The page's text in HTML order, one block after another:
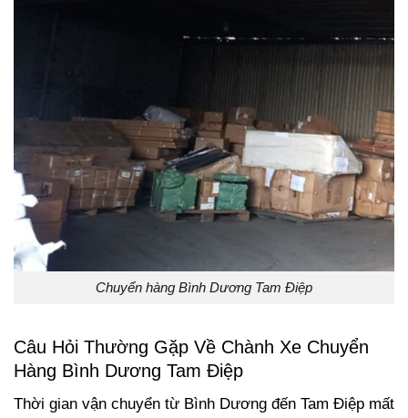
Chuyển hàng Bình Dương Tam Điệp
Câu Hỏi Thường Gặp Về Chành Xe Chuyển
Hàng Bình Dương Tam Điệp
Thời gian vận chuyển từ Bình Dương đến Tam Điệp mất